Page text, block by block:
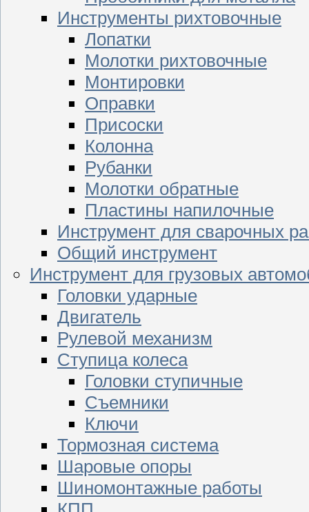
Инструменты рихтовочные
Лопатки
Молотки рихтовочные
Монтировки
Оправки
Присоски
Колонна
Рубанки
Молотки обратные
Пластины напилочные
Инструмент для сварочных
Общий инструмент
Инструмент для грузовых
Головки ударные
Двигатель
Рулевой механизм
Ступица колеса
Головки ступичные
Съемники
Ключи
Тормозная система
Шаровые опоры
Шиномонтажные работы